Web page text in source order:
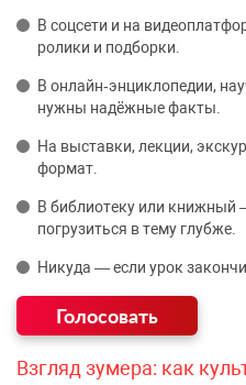
В соцсети и на
ролики и подборки.
В онлайн‑энциклопедии,
нужны надёжные факты.
На выставки, лекции,
формат.
В библиотеку или книжный
погрузиться в тему глубже.
Никуда — если урок
Взгляд зумера: как